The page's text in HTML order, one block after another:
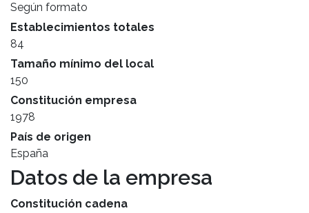
Según formato
Establecimientos totales
84
Tamaño mínimo del local
150
Constitución empresa
1978
País de origen
España
Datos de la empresa
Constitución cadena